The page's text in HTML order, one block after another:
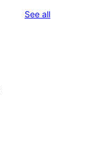
See allreviews